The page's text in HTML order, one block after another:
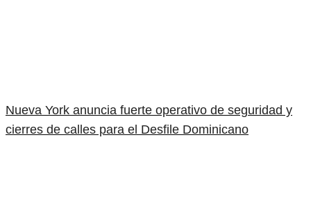
Nueva York anuncia fuerte operativo de seguridad y
cierres de calles para el Desfile Dominicano